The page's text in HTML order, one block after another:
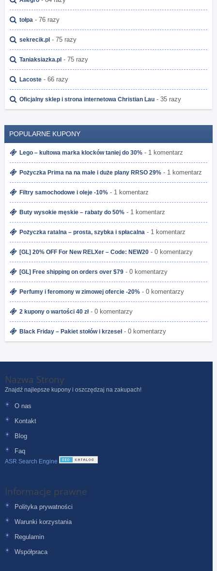
tołpa - 76 razy
sekrecik.pl - 75 razy
Taniaksiazka.pl - 75 razy
Lacoste - 66 razy
Oficjalny sklep i strona internetowa Christian Lau - 35 razy
POPULARNE KUPONY
Lego – kultowa marka klocków taniej do 30% - 1 komentarz
Pożyczka Prima na na małe i duże plany RRSO 29% - 1 komentarz
Filtry samochodowe i oleje -10% - 1 komentarz
Buty wysokie męskie – rabaty do 50% - 1 komentarz
Pożyczka ratalna – prosta, szybka i spłacalna - 1 komentarz
[GL] 20% OFF For New RELXer – Code: NEW20 - 0 komentarzy
[GL] Free shipping on orders over $79 - 0 komentarzy
Perfumy i feromony w zimowej ofercie -20% - 0 komentarzy
2 kupony o wartości 40 zł- 0 komentarzy
Black Friday – Pakiet stołów i krzeseł- 0 komentarzy
Nazwa Strony
Znajdź najlepsze kupony i oszczędzaj na zakupach!
O nas
Kontakt
Blog
Faq
ASR Search Engine
Informacje prawne
Polityka prywatności
Warunki korzystania
Regulamin
Współpraca